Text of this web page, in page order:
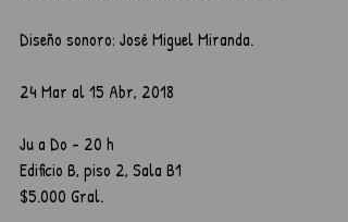
Diseño sonoro: José Miguel Miranda.
24 Mar al 15 Abr, 2018
Ju a Do - 20 h
Edificio B, piso 2, Sala B1
$5.000 Gral.